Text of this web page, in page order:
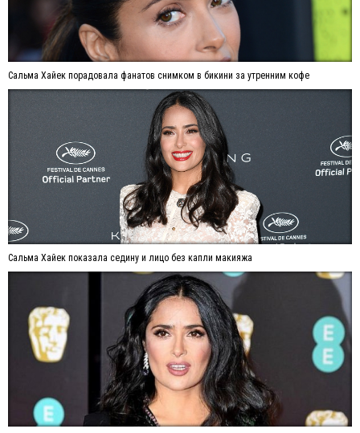
Сальма Хайек порадовала фанатов снимком в бикини за утренним кофе
Сальма Хайек показала седину и лицо без капли макияжа